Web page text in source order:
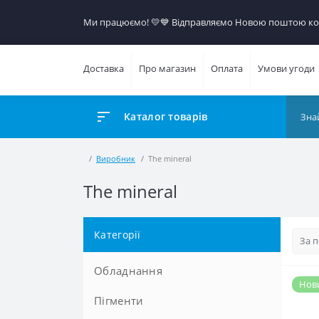
Ми працюємо! 💛​💙 Відправляємо Новою поштою
Доставка Про магазин Оплата Умови угоди
Каталог товарів
Виробник The mineral
The mineral
Категорії
Обладнання
Машинки
Пігменти